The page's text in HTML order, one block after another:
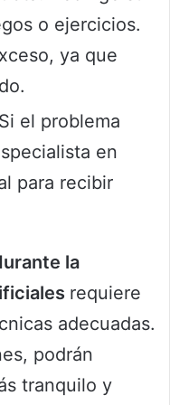
o ejercicios.
ya que
Si el problema
en
para recibir
la
requiere
adecuadas.
podrán
tranquilo y